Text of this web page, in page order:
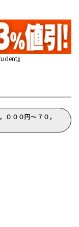
』
００円～７０，